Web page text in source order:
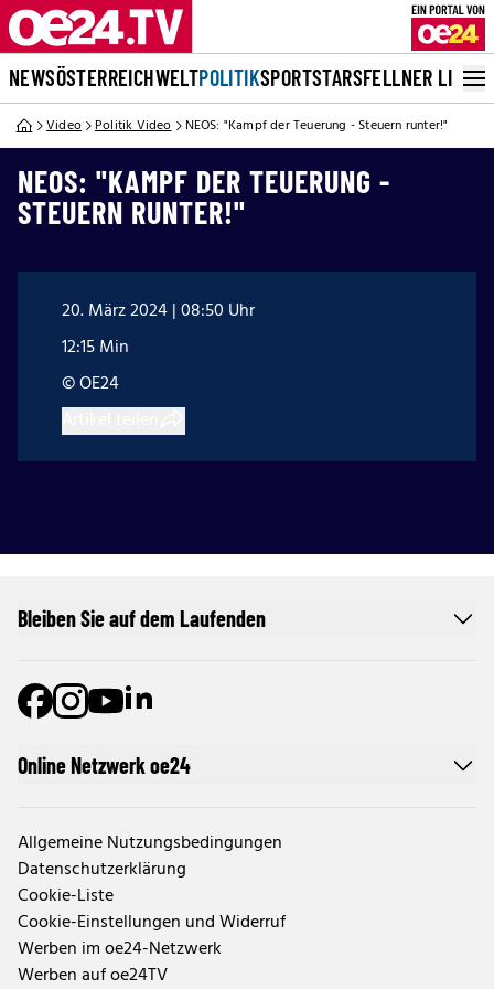
NEWSÖSTERREICHWELTPOLITIKSPORTSTARSFELLNER LIVE
Video Politik Video NEOS: "Kampf der Teuerung - Steuern runter!"
NEOS: "KAMPF DER TEUERUNG -
STEUERN RUNTER!"
20. März 2024 | 08:50 Uhr
12:15 Min
© OE24
Online Netzwerk oe24
Allgemeine Nutzungsbedingungen
Datenschutzerklärung
Cookie-Liste
Cookie-Einstellungen und Widerruf
Werben im oe24-Netzwerk
Werben auf oe24TV
Bleiben Sie auf dem Laufenden